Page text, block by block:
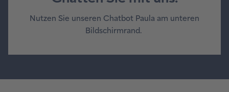
Nutzen Sie unseren Chatbot Paula am unteren
Bildschirmrand.